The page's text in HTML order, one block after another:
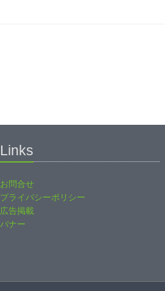
Links
お問合せ
プライバシーポリシー
広告掲載
バナー